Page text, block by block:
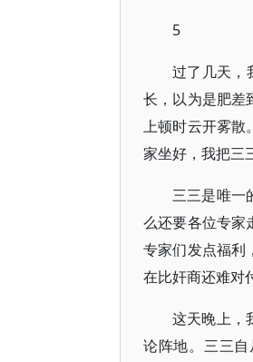
5
过了几天，
长，以为是肥差
上顿时云开雾散
家坐好，我把三
三三是唯一
么还要各位专家
专家们发点福利
在比奸商还难对
这天晚上，
论阵地。三三